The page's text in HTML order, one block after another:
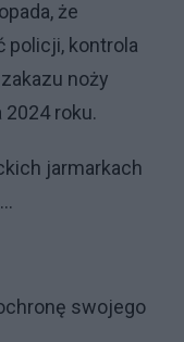
że
policji, kontrola
noży
roku.
jarmarkach
swojego